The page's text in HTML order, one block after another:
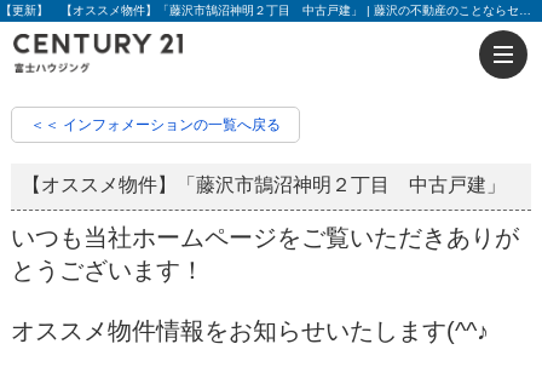
＜＜ インフォメーションの一覧へ戻る
【オススメ物件】「藤沢市鵠沼神明２丁目 中古戸建」
いつも当社ホームページをご覧いただきありが
とうございます！
オススメ物件情報をお知らせいたします(^^♪